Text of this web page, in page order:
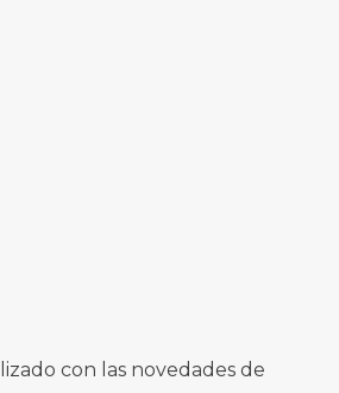
con las novedades de